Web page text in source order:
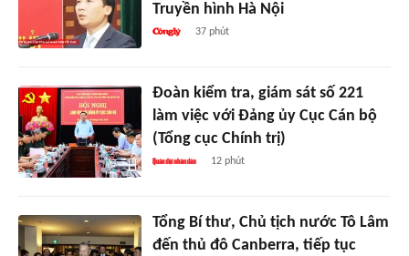
Truyền hình Hà Nội
37 phút
Đoàn kiểm tra, giám sát số 221
làm việc với Đảng ủy Cục Cán bộ
(Tổng cục Chính trị)
12 phút
Tổng Bí thư, Chủ tịch nước Tô Lâm
đến thủ đô Canberra, tiếp tục